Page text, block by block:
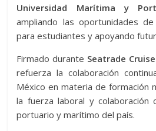
Universidad Marítima y
ampliando las oportunidades
para estudiantes y apoyando
Firmado durante Seatrade
refuerza la colaboración
México en materia de formación
la fuerza laboral y
portuario y marítimo del país.